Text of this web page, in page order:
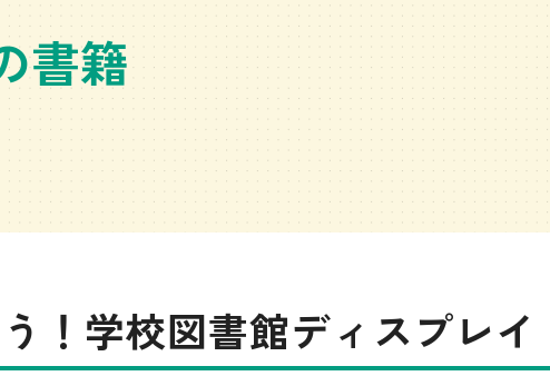
書籍
！学校図書館ディスプレイ